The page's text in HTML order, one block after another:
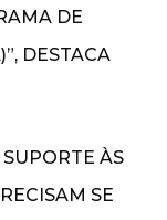
DE
DESTACA
ÀS
SE